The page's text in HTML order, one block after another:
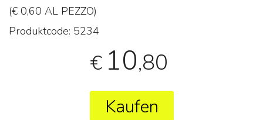
(€ 0,60 AL PEZZO)
Produktcode: 5234
€ 10,80
Kaufen